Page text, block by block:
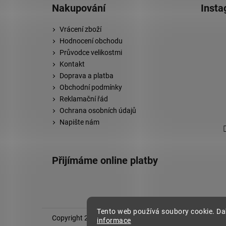
Tento web používá soubory cookie.
informace
Nakupování
Vrácení zboží
Hodnocení obchodu
Průvodce velikostmi
Kontakt
Doprava a platba
Obchodní podmínky
Reklamační řád
Ochrana osobních údajů
Napište nám
Přijímáme online platby
Copyright 2026Stylovej. Všechna práva vyhrazena.